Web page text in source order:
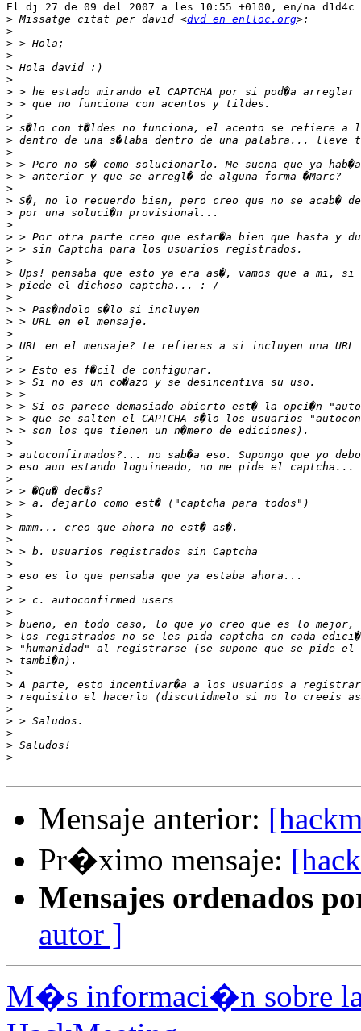
El dj 27 de 09 del 2007 a les 10:55 +0100, en/na
> Missatge citat per david <dvd en enlloc.org
>
>
>
>
>
>
>
>
>
>
>
>
>
>
>
>
>
>
>
>
>
>
>
>
>
>
>
>
>
>
>
>
>
>
>
>
>
>
>
>
>
>
>
>
>
>
>
>
>
>
>
>
>
>
>
>
>
>
>
>
>
Mensaje anterior:
Pr�ximo mensaje:
Mensajes ordenados
autor ]
M�s informaci�n sobre